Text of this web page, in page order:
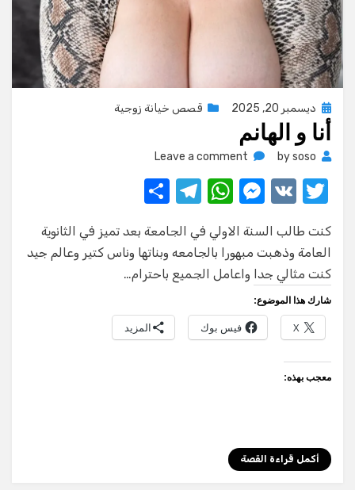
Posted
on
ديسمبر 20, 2025 قصص خيانة زوجية
أنا و الهانم
bysoso
Leave a comment
on
و
الهانم
T
it
te
r
V
M
ss
e
g
er
W
at
s
p
p
T
e
gr
a
m
ar
e
كنت طالب السنة الاولي في الجامعة بعد تميز في الثانوية
العامة وذهبت مبهورا بالجامعه وبناتها وناس كتير وعالم جيد
كنت مثالي جدا واعامل الجميع باحترام…
شارك هذا الموضوع:
X فيس بوك المزيد
معجب بهذه:
أكمل قراءة القصة